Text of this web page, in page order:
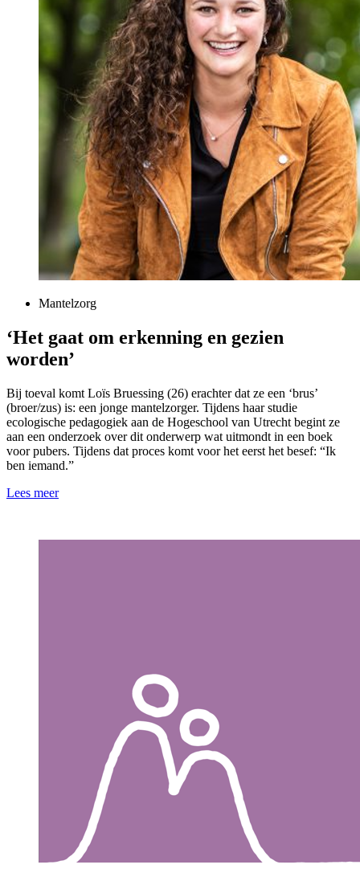
Mantelzorg
‘Het gaat om erkenning en gezien
worden’
Bij toeval komt Loïs Bruessing (26) erachter dat ze een ‘brus’
(broer/zus) is: een jonge mantelzorger. Tijdens haar studie
ecologische pedagogiek aan de Hogeschool van Utrecht begint ze
aan een onderzoek over dit onderwerp wat uitmondt in een boek
voor pubers. Tijdens dat proces komt voor het eerst het besef: “Ik
ben iemand.”
Lees meer